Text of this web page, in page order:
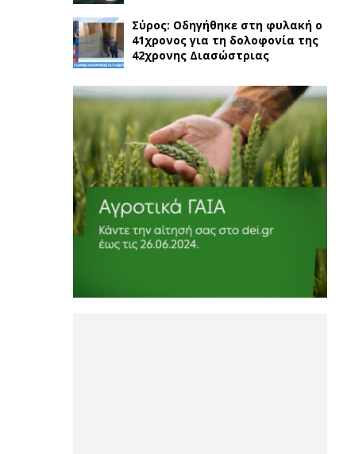
Σύρος: Οδηγήθηκε στη φυλακή ο
41χρονος για τη δολοφονία της
42χρονης Διασώστριας